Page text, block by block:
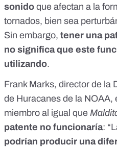
sonido que afectan a la
tornados, bien sea
Sin embargo, tener una
no significa que este
utilizando.
Frank Marks, director de la
de Huracanes de la NOAA,
miembro al igual que
patente no funcionaría:
podrían producir una